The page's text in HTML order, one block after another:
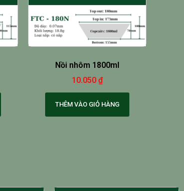
Nồi nhôm 1800ml
10.050₫
THÊM VÀO GIỎ HÀNG